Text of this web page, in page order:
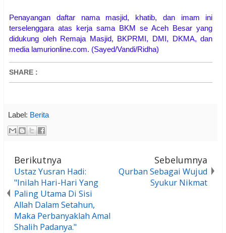
Penayangan daftar nama masjid, khatib, dan imam ini
terselenggara atas kerja sama BKM se Aceh Besar yang
didukung oleh Remaja Masjid, BKPRMI, DMI, DKMA, dan
media lamurionline.com. (Sayed/Vandi/Ridha)
SHARE :
Label: Berita
Berikutnya
Ustaz Yusran Hadi:
"Inilah Hari-Hari Yang
Paling Utama Di Sisi
Allah Dalam Setahun,
Maka Perbanyaklah Amal
Shalih Padanya."
Sebelumnya
Qurban Sebagai Wujud
Syukur Nikmat